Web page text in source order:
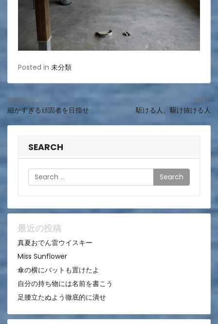
Posted in 未分類
投
稿
ゲ
ョ
ン
Previous:
細かすぎる頑固者を目指せ
Next:
駈ける人、駆け抜ける人
SEARCH
Search
最近の投稿
真夏おでん雷ウイスキー
Miss Sunflower
傘の横にバットも置けたよ
自分の持ち物には名前を書こう
足腰立たぬよう徹底的に潰せ